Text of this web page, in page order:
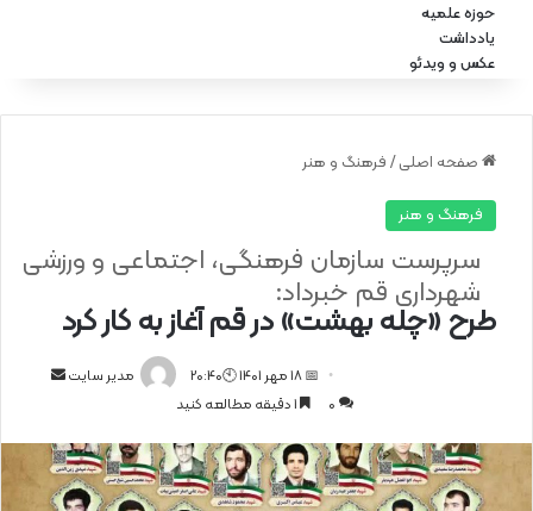
حوزه علمیه
یادداشت
عکس و ویدئو
صفحه اصلی / فرهنگ و هنر
فرهنگ و هنر
طرح «چله بهشت» در قم آغاز به کار کرد
سرپرست سازمان فرهنگی، اجتماعی و ورزشی
شهرداری قم خبرداد:
مدیر سایت
ا
ل
📅 18 مهر 1401 🕙20:40
0